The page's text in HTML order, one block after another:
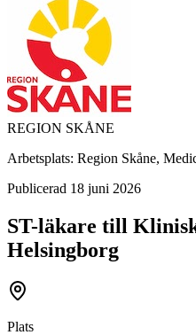
REGION SKÅNE
Arbetsplats: Region Skåne,
Publicerad 18 juni 2026
ST-läkare till
Helsingborg
Plats